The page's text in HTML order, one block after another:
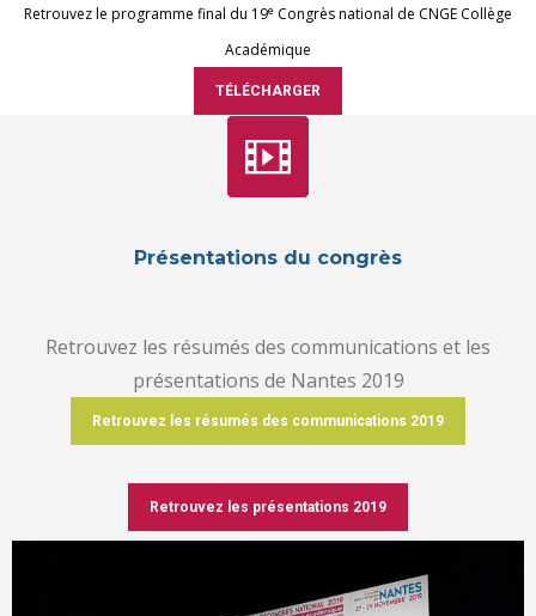
Retrouvez le programme final du 19e Congrès national de CNGE Collège
Académique
TÉLÉCHARGER
Présentations du congrès
Retrouvez les résumés des communications et les
présentations de Nantes 2019
Retrouvez les résumés des communications 2019
Retrouvez les présentations 2019